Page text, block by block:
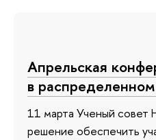
Апрельская
в
11 марта Ученый
решение обеспечить